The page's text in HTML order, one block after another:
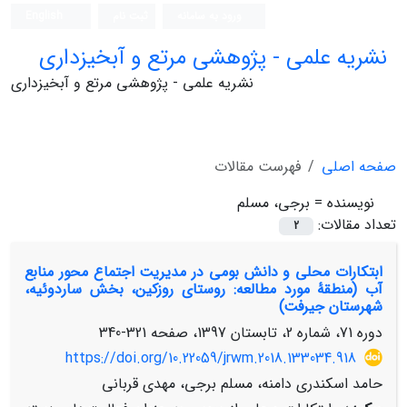
نشریه علمی - پژوهشی مرتع و آبخیزداری
نشریه علمی - پژوهشی مرتع و آبخیزداری
صفحه اصلی
فهرست مقالات
نویسنده = برجی، مسلم
تعداد مقالات:
2
ابتکارات محلی و دانش بومی در مدیریت اجتماع محور منابع
آب (منطقۀ مورد مطالعه: روستای روزکین، بخش ساردوئیه،
شهرستان جیرفت)
دوره 71، شماره 2، تابستان 1397، صفحه
321-340
https://doi.org/10.22059/jrwm.2018.133034.918
حامد اسکندری دامنه، مسلم برجی، مهدی قربانی